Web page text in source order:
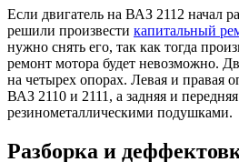
Если двигатель на ВАЗ 2112 начал
решили произвести капитальный
нужно снять его, так как тогда
ремонт мотора будет невозможно.
на четырех опорах. Левая и правая
ВАЗ 2110 и 2111, а задняя и
резинометаллическими подушками.
Разборка и